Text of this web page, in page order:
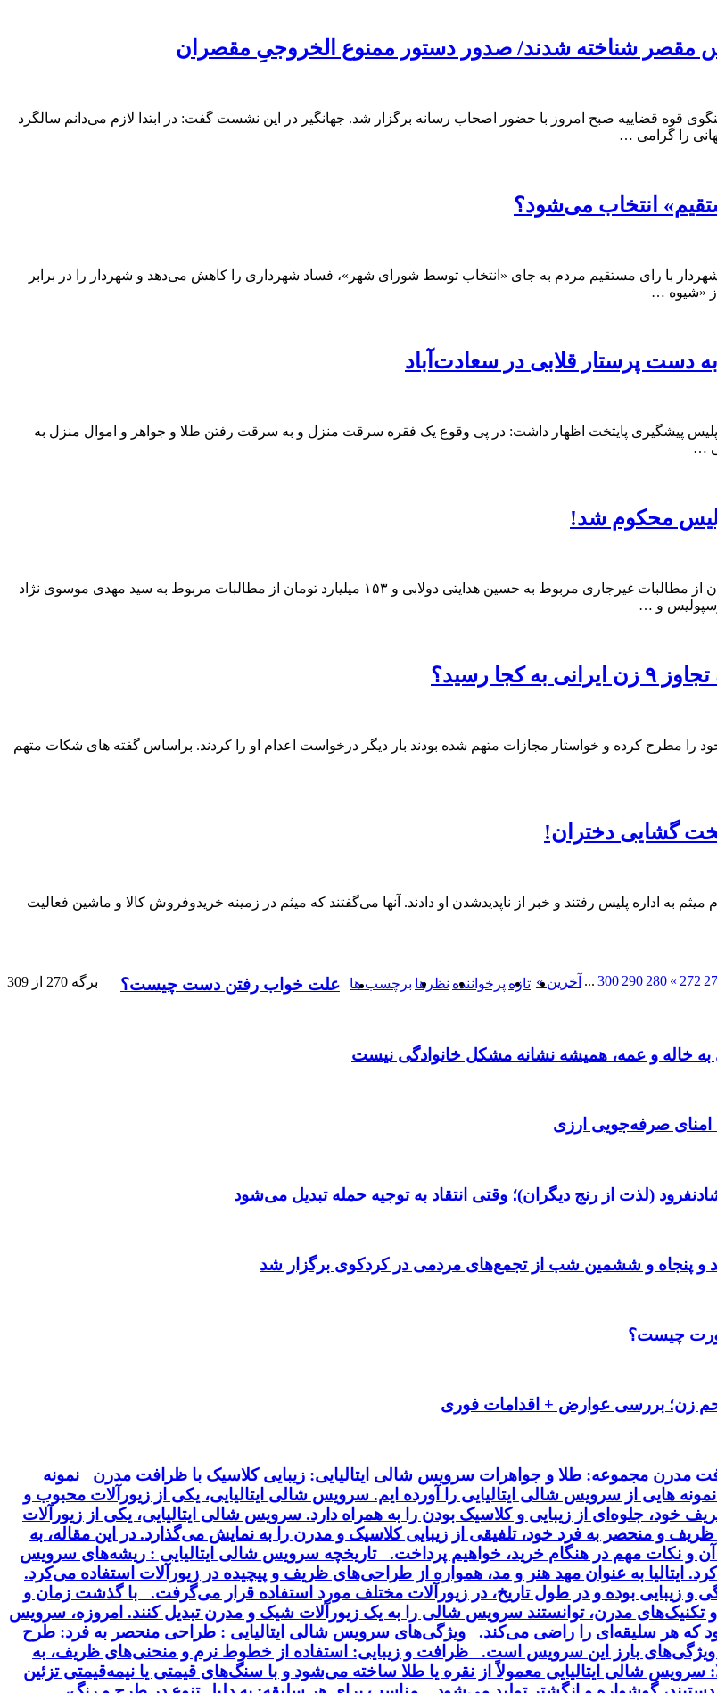
قوه قضاییه صبح امروز با حضور اصحاب رسانه برگزار شد. جهانگیر در این نشست گفت: در ابتدا لازم می‌دانم سالگرد
را گرامی …
انتخاب می‌شود؟
شهردار با رای مستقیم مردم به جای «انتخاب توسط شورای شهر»، فساد شهرداری را کاهش می‌دهد و شهردار را در برابر
دست پرستار قلابی در سعادت‌آباد
پلیس پیشگیری پایتخت اظهار داشت: در پی وقوع یک فقره سرقت منزل و به سرقت رفتن طلا و جواهر و اموال منزل به
محکوم شد!
به گزارش اقتصاد آنلاین به نقل از فارس ،براساس این سند، برای ۱۲۳۳ میلیارد تومان از مطالبات غیرجاری مربوط به حسین هدایتی دولابی و ۱۵۳ میلیارد تومان از مطالبات مربوط به سید مهدی موسوی نژاد
و …
رسید؟
به نقل از اعتمادآنلاین، شکایت که از سال 99 شکایت های خود را مطرح کرده و خواستار مجازات متهم شده بودند بار دیگر درخواست اعدام او را کردند. براساس گفته های شکات متهم
به اداره پلیس رفتند و خبر از ناپدیدشدن او دادند. آنها می‌گفتند که میثم در زمینه خریدوفروش کالا و ماشین فعالیت
برگه 270 از 309 272
»
280
290
300
... آخرین » تازه پرخواننده نظرها برچسب ها علت خواب رفتن دست چیست؟
به خاله و عمه، همیشه نشانه مشکل خانوادگی نیست
صرفه‌جویی ارزی
(لذت از رنج دیگران)؛ وقتی انتقاد به توجیه حمله تبدیل می‌شود
و پنجاه‌ و ششمین شب از تجمع‌های مردمی در کردکوی برگزار شد
چیست؟
رحم زن؛ بررسی عوارض + اقدامات فوری
مدرن مجموعه: طلا و جواهرات سرویس شالی ایتالیایی: زیبایی کلاسیک با ظرافت مدرن نمونه
هایی از سرویس شالی ایتالیایی را آورده ایم. سرویس شالی ایتالیایی، یکی از زیورآلات محبوب و
جلوه‌ای از زیبایی و کلاسیک بودن را به همراه دارد. سرویس شالی ایتالیایی، یکی از زیورآلات
و منحصر به فرد خود، تلفیقی از زیبایی کلاسیک و مدرن را به نمایش می‌گذارد. در این مقاله، به
آن و نکات مهم در هنگام خرید، خواهیم پرداخت. تاریخچه سرویس شالی ایتالیایی : ریشه‌های سرویس
ایتالیا به عنوان مهد هنر و مد، همواره از طراحی‌های ظریف و پیچیده در زیورآلات استفاده می‌کرد.
زیبایی بوده و در طول تاریخ، در زیورآلات مختلف مورد استفاده قرار می‌گرفت. با گذشت زمان و
و تکنیک‌های مدرن، توانستند سرویس شالی را به یک زیورآلات شیک و مدرن تبدیل کنند. امروزه، سرویس
که هر سلیقه‌ای را راضی می‌کند. ویژگی‌های سرویس شالی ایتالیایی : طراحی منحصر به فرد: طرح
بارز این سرویس است. ظرافت و زیبایی: استفاده از خطوط نرم و منحنی‌های ظریف، به
شالی ایتالیایی معمولاً از نقره یا طلا ساخته می‌شود و با سنگ‌های قیمتی یا نیمه‌قیمتی تزئین